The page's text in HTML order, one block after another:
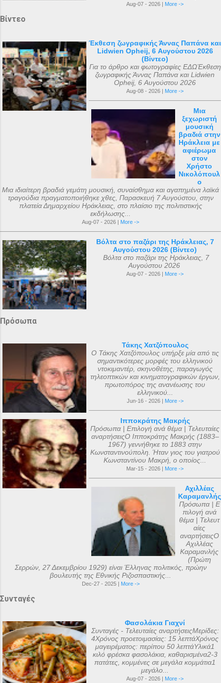
Aug-07 - 2026 | More ->
Βίντεο
Έκθεση ζωγραφικής Άννας Παπάνα και
Lidwien Opheij, 6 Αυγούστου 2026
(Βίντεο)
Για το άρθρο και φωτογραφίες ΕΔΩΈκθεση
ζωγραφικής Άννας Παπάνα και Lidwien
Opheij, 6 Αυγούστου 2026
Aug-08 - 2026 | More ->
Μια
ξεχωριστή
μουσική
βραδιά στην
Ηράκλεια με
αφιέρωμα
στον
Χρήστο
Νικολόπουλ
ο
Μια ιδιαίτερη βραδιά γεμάτη μουσική, συναίσθημα και αγαπημένα λαϊκά
τραγούδια πραγματοποιήθηκε χθες, Παρασκευή 7 Αυγούστου, στην
πλατεία Δημαρχείου Ηράκλειας, στο πλαίσιο της πολιτιστικής
εκδήλωσης...
Aug-07 - 2026 | More ->
Βόλτα στο παζάρι της Ηράκλειας, 7
Αυγούστου 2026 (Βίντεο)
Βόλτα στο παζάρι της Ηράκλειας, 7
Αυγούστου 2026
Aug-07 - 2026 | More ->
Πρόσωπα
Τάκης Χατζόπουλος
Ο Τάκης Χατζόπουλος υπήρξε μία από τις
σημαντικότερες μορφές του ελληνικού
ντοκιμαντέρ, σκηνοθέτης, παραγωγός
τηλεοπτικών και κινηματογραφικών έργων,
πρωτοπόρος της ανανέωσης του
ελληνικού...
Jun-16 - 2026 | More ->
Ιπποκράτης Μακρής
Πρόσωπα | Επιλογή ανά θέμα | Τελευταίες
αναρτήσειςΟ Ιπποκράτης Μακρής (1883–
1967) γεννήθηκε το 1883 στην
Κωνσταντινούπολη. Ήταν γιος του γιατρού
Κωνσταντίνου Μακρή, ο οποίος...
Mar-15 - 2026 | More ->
Αχιλλέας
Καραμανλής
Πρόσωπα | Ε
πιλογή ανά
θέμα | Τελευτ
αίες
αναρτήσειςΟ
Αχιλλέας
Καραμανλής
(Πρώτη
Σερρών, 27 Δεκεμβρίου 1929) είναι Έλληνας πολιτικός, πρώην
βουλευτής της Εθνικής Ριζοσπαστικής...
Dec-27 - 2025 | More ->
Συνταγές
Φασολάκια Γιαχνί
Συνταγές - Τελευταίες αναρτήσειςΜερίδες:
4Χρόνος προετοιμασίας: 15 λεπτάΧρόνος
μαγειρέματος: περίπου 50 λεπτάΥλικά1
κιλό φρέσκα φασολάκια, καθαρισμένα2-3
πατάτες, κομμένες σε μεγάλα κομμάτια1
μεγάλο...
Aug-07 - 2026 | More ->